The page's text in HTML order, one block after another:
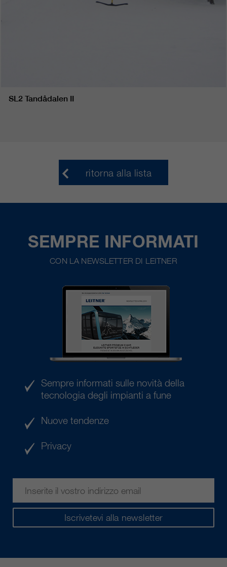
SL2 Tandådalen II
ritorna alla lista
SEMPRE INFORMATI
CON LA NEWSLETTER DI LEITNER
Iscrivetevi alla newsletter
Sempre informati sulle novità della
tecnologia degli impianti a fune
Nuove tendenze
Privacy